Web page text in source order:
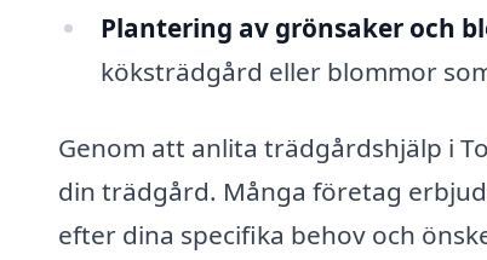
Plantering av grönsaker och
köksträdgård eller blommor
Genom att anlita trädgårdshjälp i
din trädgård. Många företag
efter dina specifika behov och